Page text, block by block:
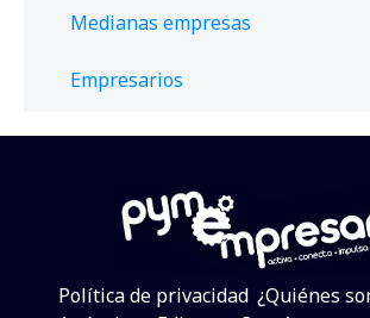
Medianas empresas
Empresarios
Política de privacidad ¿Quiénes